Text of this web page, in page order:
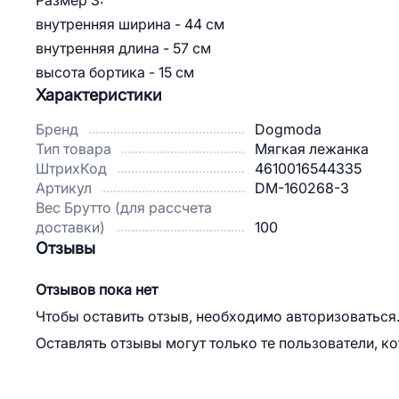
внутренняя ширина - 44 см
внутренняя длина - 57 см
высота бортика - 15 см
Характеристики
Бренд
Dogmoda
Тип товара
Мягкая лежанка
ШтрихКод
4610016544335
Артикул
DM-160268-3
Вес Брутто (для рассчета
доставки)
100
Отзывы
Отзывов пока нет
Чтобы оставить отзыв, необходимо авторизоваться.
Оставлять отзывы могут только те пользователи,